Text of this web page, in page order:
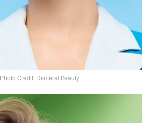
Photo Credit: Demeral Beauty